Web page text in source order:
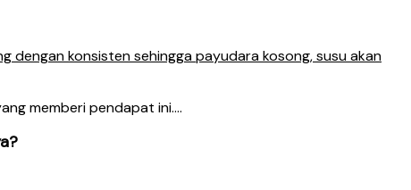
dengan konsisten sehingga payudara kosong, susu akan
memberi pendapat ini….